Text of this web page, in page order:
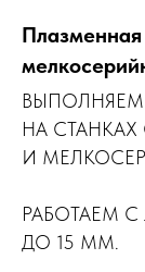
НА
И
РАБОТАЕМ
ДО 15 ММ.